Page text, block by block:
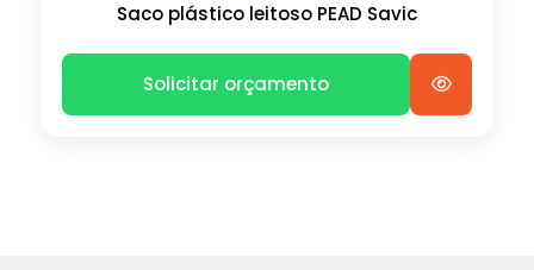
Saco plástico leitoso PEAD Savic
Solicitar orçamento